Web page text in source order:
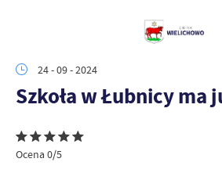
24 - 09 - 2024
Szkoła w Łubnicy ma
Ocena 0/5